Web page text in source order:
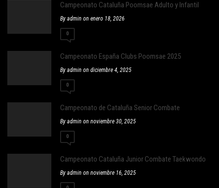
Campeonato Cataluña Poomsae Adulto y Infantil
By admin on enero 18, 2026
0
Campeonato España Clubs Poomsae 2025
By admin on diciembre 4, 2025
0
Campeonato de Cataluña Senior Combate
By admin on noviembre 30, 2025
0
Campeonato Cataluña Junior Combate Taekwondo
By admin on noviembre 16, 2025